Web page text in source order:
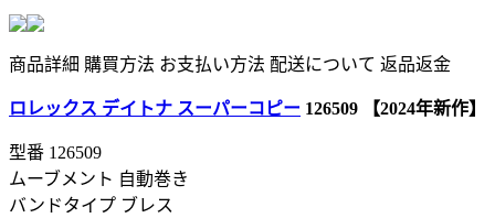
商品詳細 購買方法 お支払い方法 配送について 返品返金
ロレックス デイトナ スーパーコピー 126509 【2024年新作】
型番 126509
ムーブメント 自動巻き
バンドタイプ ブレス